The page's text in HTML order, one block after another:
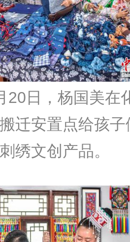
20日，杨国美在
迁安置点给孩子
绣文创产品。